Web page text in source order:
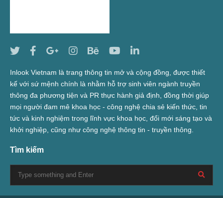
Inlook Vietnam là trang thông tin mở và cộng đồng, được thiết
kế với sứ mệnh chính là nhằm hỗ trợ sinh viên ngành truyền
thông đa phương tiện và PR thực hành giả định, đồng thời giúp
mọi người đam mê khoa học - công nghệ chia sẻ kiến thức, tin
tức và kinh nghiệm trong lĩnh vực khoa học, đổi mới sáng tạo và
khởi nghiệp, cũng như công nghệ thông tin - truyền thông.
Tìm kiếm